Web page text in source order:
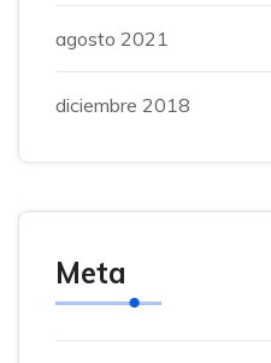
agosto 2021
diciembre 2018
Meta